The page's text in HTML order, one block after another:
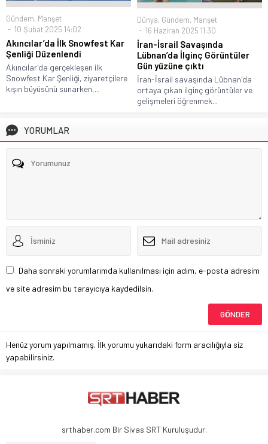
Gündem, Manşet
10 Şubat 2025 14:02
Akıncılar’da İlk Snowfest Kar
Şenliği Düzenlendi
Akıncılar'da gerçekleşen ilk
Snowfest Kar Şenliği, ziyaretçilere
kışın büyüsünü sunarken,...
Dünya, Gündem, Manşet
16 Haziran 2025 11:30
İran-İsrail Savaşında
Lübnan’da İlginç Görüntüler
Gün yüzüne çıktı
İran-İsrail savaşında Lübnan'da
ortaya çıkan ilginç görüntüler ve
gelişmeleri öğrenmek...
YORUMLAR
Daha sonraki yorumlarımda kullanılması için adım, e-posta adresim
ve site adresim bu tarayıcıya kaydedilsin.
Henüz yorum yapılmamış. İlk yorumu yukarıdaki form aracılığıyla siz
yapabilirsiniz.
srthaber.com Bir Sivas SRT Kuruluşudur.